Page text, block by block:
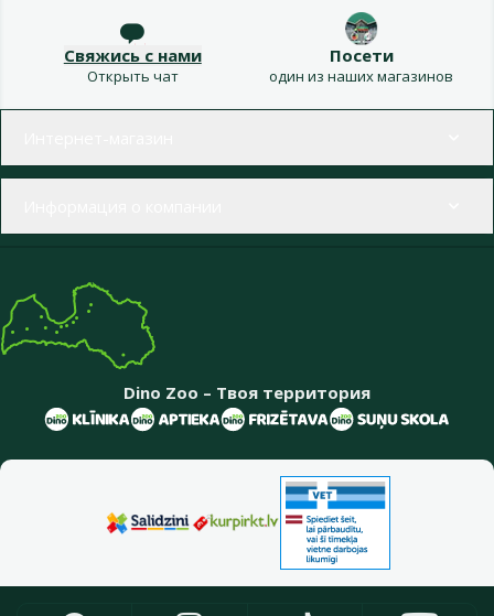
Свяжись с нами
Открыть чат
Посети
один из наших магазинов
Dino Zoo – Твоя территория